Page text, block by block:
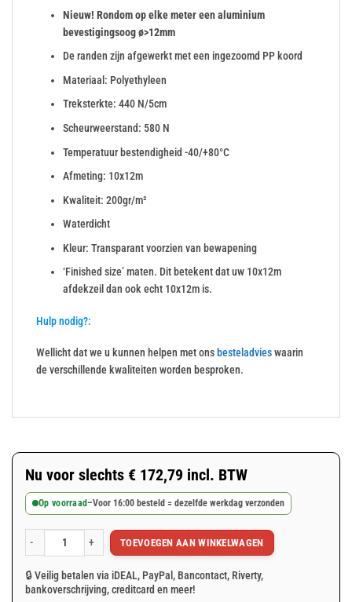
Nieuw! Rondom op elke meter een aluminium
bevestigingsoog ø>12mm
De randen zijn afgewerkt met een ingezoomd PP koord
Materiaal: Polyethyleen
Treksterkte: 440 N/5cm
Scheurweerstand: 580 N
Temperatuur bestendigheid -40/+80°C
Afmeting: 10x12m
Kwaliteit: 200gr/m²
Waterdicht
Kleur: Transparant voorzien van bewapening
‘Finished size’ maten. Dit betekent dat uw 10x12m
afdekzeil dan ook echt 10x12m is.
Hulp nodig?:
Wellicht dat we u kunnen helpen met ons besteladvieswaarin
de verschillende kwaliteiten worden besproken.
Nu voor slechts € 172,79 incl. BTW
Op voorraad–Voor 16:00 besteld = dezelfde werkdag verzonden
Gewapend transparant afdekzeil 10x12m 200gr/m² met ringen aantal
TOEVOEGEN AAN WINKELWAGEN
🔒 Veilig betalen via iDEAL, PayPal, Bancontact, Riverty,
bankoverschrijving, creditcard en meer!